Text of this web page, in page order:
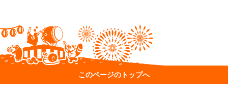
このページのトップへ